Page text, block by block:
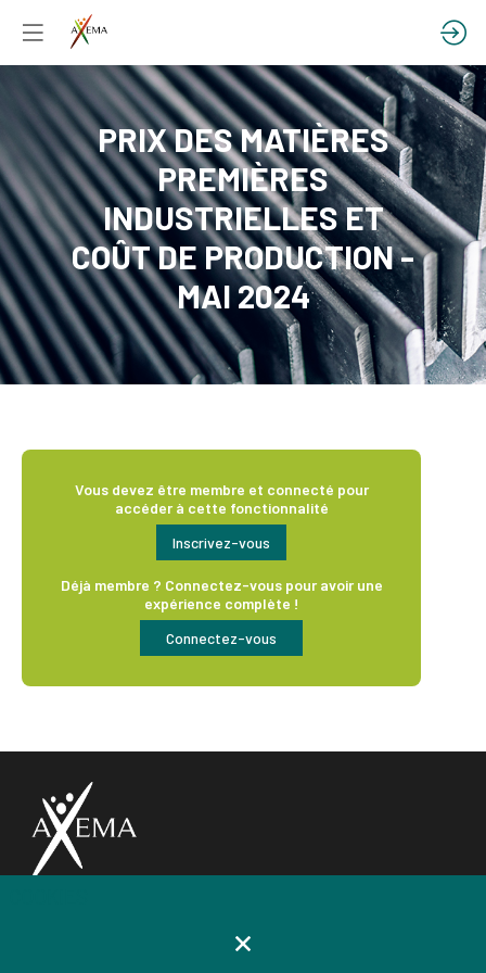
PRIX DES MATIÈRES
PREMIÈRES
INDUSTRIELLES ET
COÛT DE PRODUCTION -
MAI 2024
Vous devez être membre et connecté pour
accéder à cette fonctionnalité
Inscrivez-vous
Déjà membre ? Connectez-vous pour avoir une
expérience complète !
Connectez-vous